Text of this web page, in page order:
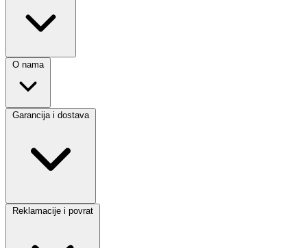
O nama
Garancija i dostava
Reklamacije i povrat